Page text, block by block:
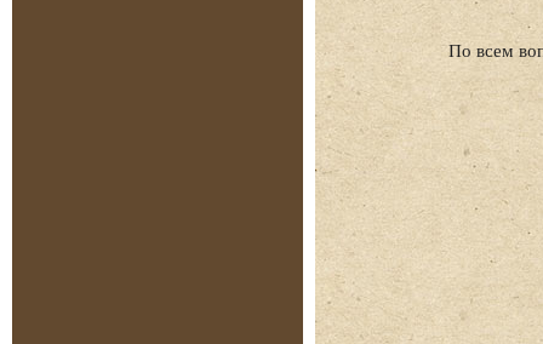
По всем